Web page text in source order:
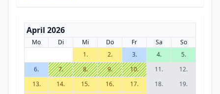
April 2026
Mo Di Mi Do Fr Sa
So
1.
2. 3. 4.
5.
6.
7. 8. 9. 10. 11.
12.
13.
14. 15. 16. 17. 18.
19.